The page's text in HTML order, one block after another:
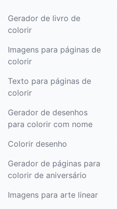
Gerador de livro de
colorir
Imagens para páginas de
colorir
Texto para páginas de
colorir
Gerador de desenhos
para colorir com nome
Colorir desenho
Gerador de páginas para
colorir de aniversário
Imagens para arte linear